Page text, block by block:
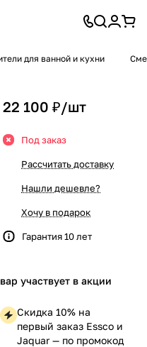
для ванной и кухни
22 100 ₽/шт
Под заказ
Рассчитать доставку
Нашли дешевле?
Хочу в подарок
Гарантия 10 лет
участвует в акции
Скидка 10% на
первый заказ Essco и
Jaquar — по промокод